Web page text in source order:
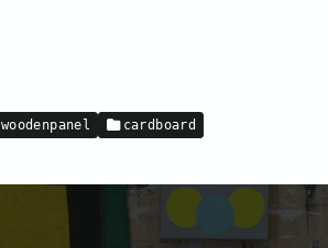
woodenpanel
cardboard